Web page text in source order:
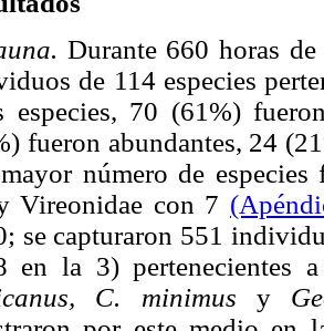
Durante 660 horas
de 114 especies
especies, 70 (61%)
fueron abundantes, 24
número de
Vireonidae con 7
se capturaron 551
en la 3) pertenecientes
C. minimus y